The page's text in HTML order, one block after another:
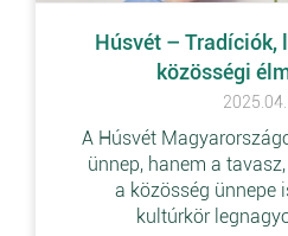
Húsvét – Tradíciók,
közösségi
A Húsvét
ünnep, hanem a
a közösség ünnepe
kultúrkör